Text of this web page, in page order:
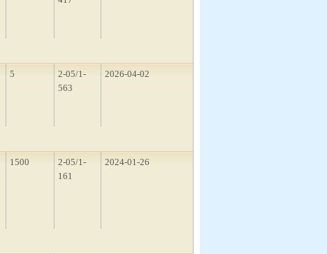
5
2-05/1-
563
2026-04-02
1500
2-05/1-
161
2024-01-26